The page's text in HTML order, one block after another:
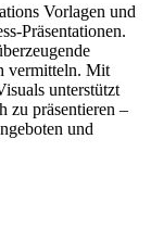
Vorlagen und
Präsentationen.
vermitteln. Mit
unterstützt
zu präsentieren –
und